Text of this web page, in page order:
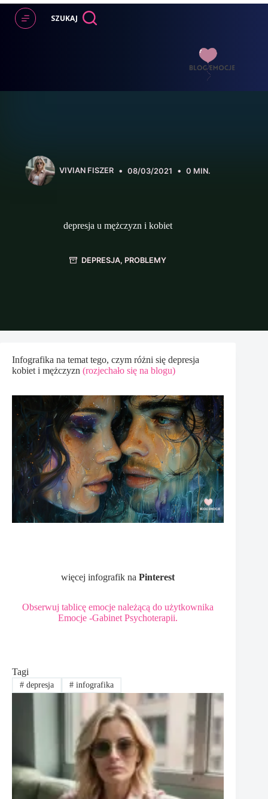
Przejdź
treści
SZUKAJ
VIVIAN FISZER 08/03/2021 0 MIN.
depresja u mężczyzn i kobiet
DEPRESJA, PROBLEMY
Infografika na temat tego, czym różni się depresja
kobiet i mężczyzn (rozjechało się na blogu)
więcej infografik naPinterest
Obserwuj tablicę emocje należącą do użytkownika
Emocje -Gabinet Psychoterapii.
Tagi
#depresja #infografika